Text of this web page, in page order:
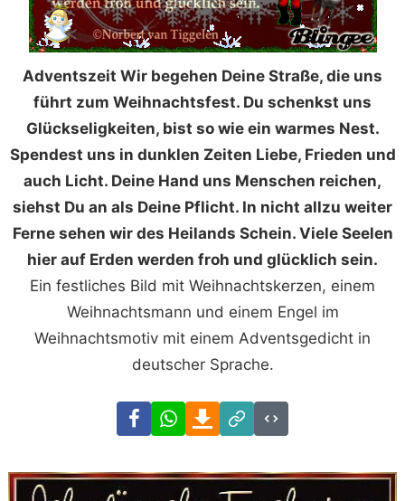
Adventszeit Wir begehen Deine Straße, die uns
führt zum Weihnachtsfest. Du schenkst uns
Glückseligkeiten, bist so wie ein warmes Nest.
Spendest uns in dunklen Zeiten Liebe, Frieden und
auch Licht. Deine Hand uns Menschen reichen,
siehst Du an als Deine Pflicht. In nicht allzu weiter
Ferne sehen wir des Heilands Schein. Viele Seelen
hier auf Erden werden froh und glücklich sein.
Ein festliches Bild mit Weihnachtskerzen, einem
Weihnachtsmann und einem Engel im
Weihnachtsmotiv mit einem Adventsgedicht in
deutscher Sprache.
FacebookWhatsAppDownload
Link
Code